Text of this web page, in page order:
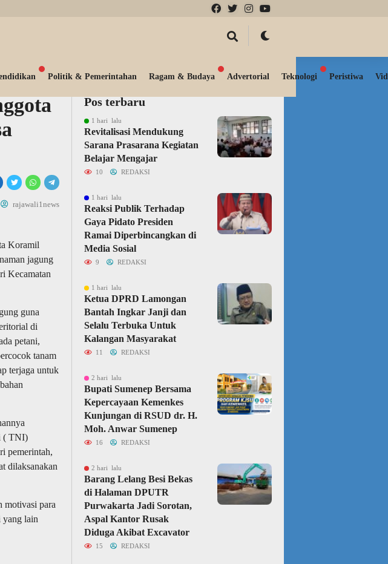
Politik & Pemerintahan Ragam & Budaya Advertorial Teknologi Peristiwa
rajawali1news
Koramil
jagung
Kecamatan
guna
di
petani,
tanam
terjaga untuk
( TNI)
pemerintah,
dilaksanakan
motivasi para
yang lain
Pos terbaru
1 hari lalu
Revitalisasi Mendukung
Sarana Prasarana Kegiatan
Belajar Mengajar
10 REDAKSI
1 hari lalu
Reaksi Publik Terhadap
Gaya Pidato Presiden
Ramai Diperbincangkan di
Media Sosial
9 REDAKSI
1 hari lalu
Ketua DPRD Lamongan
Bantah Ingkar Janji dan
Selalu Terbuka Untuk
Kalangan Masyarakat
11 REDAKSI
2 hari lalu
Bupati Sumenep Bersama
Kepercayaan Kemenkes
Kunjungan di RSUD dr. H.
Moh. Anwar Sumenep
16 REDAKSI
2 hari lalu
Barang Lelang Besi Bekas
di Halaman DPUTR
Purwakarta Jadi Sorotan,
Aspal Kantor Rusak
Diduga Akibat Excavator
15 REDAKSI